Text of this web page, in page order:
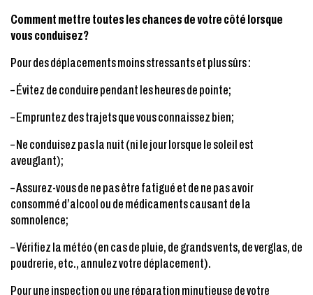
Comment mettre toutes les chances de votre côté lorsque
vous conduisez?
Pour des déplacements moins stressants et plus sûrs :
– Évitez de conduire pendant les heures de pointe;
– Empruntez des trajets que vous connaissez bien;
– Ne conduisez pas la nuit (ni le jour lorsque le soleil est
aveuglant);
– Assurez-vous de ne pas être fatigué et de ne pas avoir
consommé d’alcool ou de médicaments causant de la
somnolence;
– Vérifiez la météo (en cas de pluie, de grands vents, de verglas, de
poudrerie, etc., annulez votre déplacement).
Pour une inspection ou une réparation minutieuse de votre